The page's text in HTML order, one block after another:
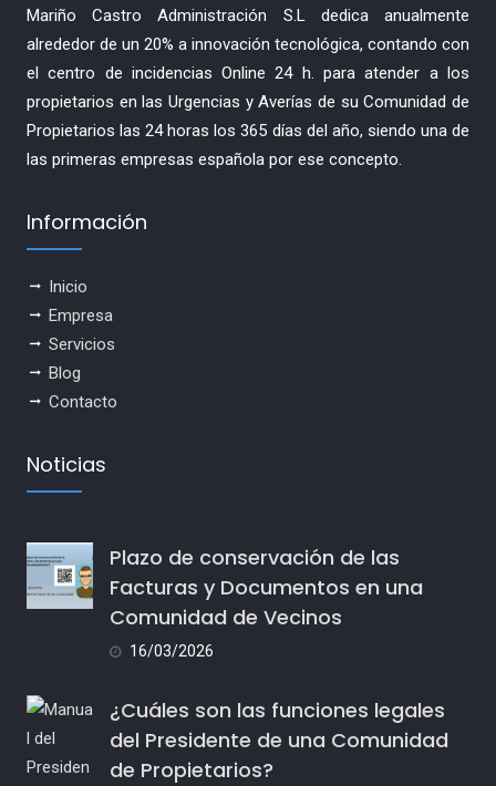
Mariño Castro Administración S.L dedica anualmente
alrededor de un 20% a innovación tecnológica, contando con
el centro de incidencias Online 24 h. para atender a los
propietarios en las Urgencias y Averías de su Comunidad de
Propietarios las 24 horas los 365 días del año, siendo una de
las primeras empresas española por ese concepto.
Información
Inicio
Empresa
Servicios
Blog
Contacto
Noticias
Plazo de conservación de las
Facturas y Documentos en una
Comunidad de Vecinos
16/03/2026
¿Cuáles son las funciones legales
del Presidente de una Comunidad
de Propietarios?